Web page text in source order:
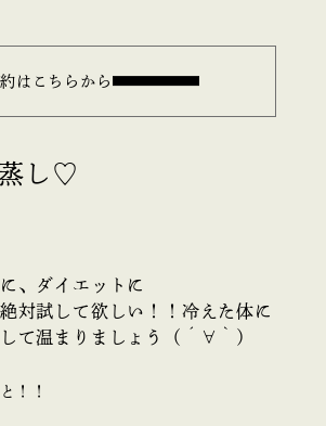
はこちらから
し♡
、ダイエットに
対試して欲しい！！冷えた体に
て温まりましょう（´∀｀）
！！